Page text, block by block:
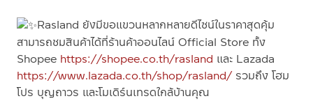
Rasland ยังมีขอแขวนหลากหลายดีไซน์ในราคาสุดคุ้ม
สามารถชมสินค้าได้ที่ร้านค้าออนไลน์ Official Store ทั้ง
Shopee https://shopee.co.th/rasland และ Lazada
https://www.lazada.co.th/shop/rasland/รวมถึง โฮม
โปร บุญถาวร และโมเดิร์นเทรดใกล้บ้านคุณ